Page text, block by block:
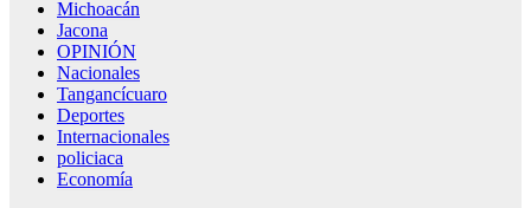
Michoacán
Jacona
OPINIÓN
Nacionales
Tangancícuaro
Deportes
Internacionales
policiaca
Economía